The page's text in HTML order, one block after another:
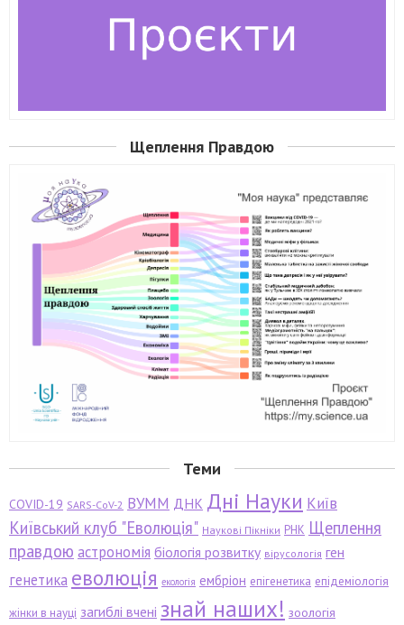
Щеплення Правдою
Теми
COVID-19 SARS-CoV-2 ВУММ ДНК Дні Науки Київ
Київський клуб "Еволюція" Наукові Пікніки РНК Щеплення
правдою астрономія біологія розвитку вірусологія ген
генетика еволюція екологія ембріон епігенетика епідеміологія
жінки в науці загиблі вчені знай наших! зоологія